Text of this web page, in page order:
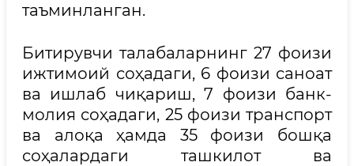
таъминланган.
Битирувчи талабаларнинг 27 фоизи
ижтимоий соҳадаги, 6 фоизи саноат
ва ишлаб чиқариш, 7 фоизи банк-
молия соҳадаги, 25 фоизи транспорт
ва алоқа ҳамда 35 фоизи бошқа
соҳалардаги ташкилот ва